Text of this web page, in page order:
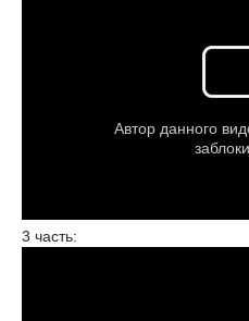
3 часть: